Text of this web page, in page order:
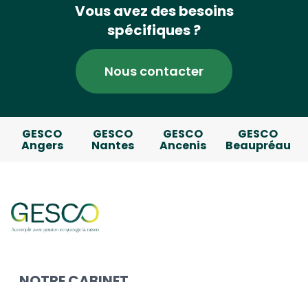
Vous avez des besoins
spécifiques ?
Nous contacter
GESCO
Angers
GESCO
Nantes
GESCO
Ancenis
GESCO
Beaupréau